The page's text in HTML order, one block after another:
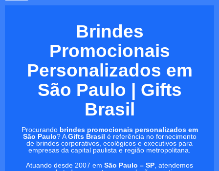
Brindes
Promocionais
Personalizados em
São Paulo | Gifts
Brasil
Procurando brindes promocionais personalizados em
São Paulo? AGifts Brasil é referência no fornecimento
de brindes corporativos, ecológicos e executivos para
empresas da capital paulista e região metropolitana.
Atuando desde 2007 em São Paulo – SP , atendemos